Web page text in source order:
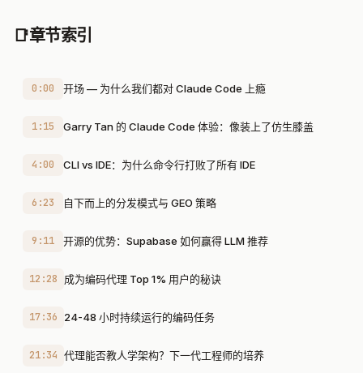
📑章节索引
0:00 开场 — 为什么我们都对 Claude Code 上瘾
1:15 Garry Tan 的 Claude Code 体验：像装上了仿生膝盖
4:00 CLI vs IDE：为什么命令行打败了所有 IDE
6:23 自下而上的分发模式与 GEO 策略
9:11 开源的优势：Supabase 如何赢得 LLM 推荐
12:28 成为编码代理 Top 1% 用户的秘诀
17:36 24-48 小时持续运行的编码任务
21:34 代理能否教人学架构？下一代工程师的培养